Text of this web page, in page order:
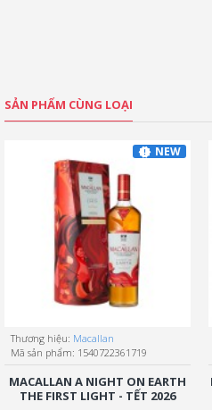
SẢN PHẨM CÙNG LOẠI
NEW
Thương hiệu: Macallan
Mã sản phẩm: 1540722361719
MACALLAN A NIGHT ON EARTH
THE FIRST LIGHT - TẾT 2026